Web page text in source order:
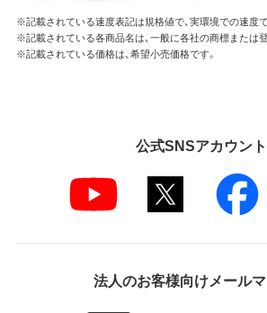
※記載されている速度表記は規格値で、実環境での速度
※記載されている各商品名は、一般に各社の商標または
※記載されている価格は、希望小売価格です。
公式SNSアカウント
法人のお客様向けメール